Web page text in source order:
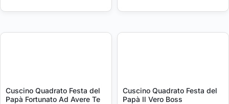
Cuscino Quadrato Festa del
Papà Fortunato Ad Avere Te
Cuscino Quadrato Festa del
Papà Il Vero Boss